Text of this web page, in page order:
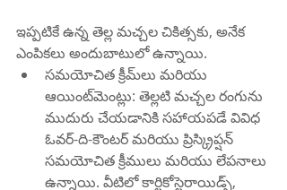
ఇప్పటికే ఉన్న తెల్ల మచ్చల చికిత్సకు, అనేక
ఎంపికలు అందుబాటులో ఉన్నాయి.
సమయోచిత క్రీమ్‌లు మరియు
ఆయింట్‌మెంట్లు: తెల్లటి మచ్చల రంగును
ముదురు చేయడానికి సహాయపడే వివిధ
ఓవర్-ది-కౌంటర్ మరియు ప్రిస్క్రిప్షన్
సమయోచిత క్రీములు మరియు లేపనాలు
ఉన్నాయి. వీటిలో కార్టికోస్టెరాయిడ్స్,